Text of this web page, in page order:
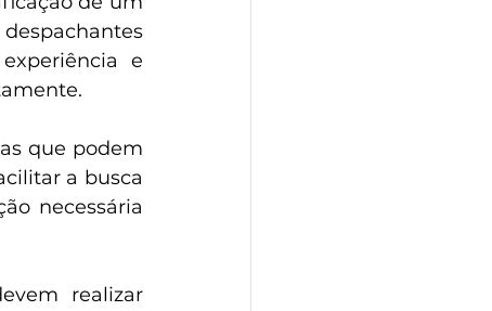
e
que podem
a busca
necessária
realizar